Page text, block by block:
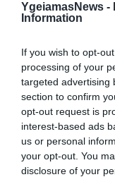
YgeiamasNews -
Information
If you wish to opt-
processing of your
targeted advertising
section to confirm
opt-out request is
interest-based ads
us or personal
your opt-out. You
disclosure of your
01.08.2026 15:06
δέρματος που
κομμωτήριο! –